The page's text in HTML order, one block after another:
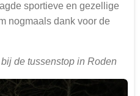
sportieve en gezellige
nogmaals dank voor de
de tussenstop in Roden